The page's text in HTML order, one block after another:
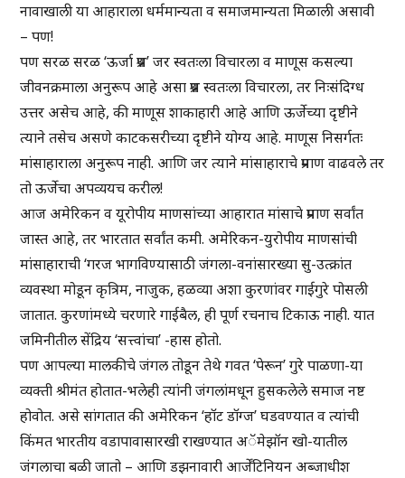
नावाखाली या आहाराला धर्ममान्यता व समाजमान्यता मिळाली असावी
– पण!
पण सरळ सरळ ‘ऊर्जा प्रश्न’ जर स्वतःला विचारला व माणूस कसल्या
जीवनक्रमाला अनुरूप आहे असा प्रश्न स्वतःला विचारला, तर निःसंदिग्ध
उत्तर असेच आहे, की माणूस शाकाहारी आहे आणि ऊर्जेच्या दृष्टीने
त्याने तसेच असणे काटकसरीच्या दृष्टीने योग्य आहे. माणूस निसर्गतः
मांसाहाराला अनुरूप नाही. आणि जर त्याने मांसाहाराचे प्रमाण वाढवले तर
तो ऊर्जेचा अपव्ययच करील!
आज अमेरिकन व यूरोपीय माणसांच्या आहारात मांसाचे प्रमाण सर्वांत
जास्त आहे, तर भारतात सर्वांत कमी. अमेरिकन-युरोपीय माणसांची
मांसाहाराची ‘गरज भागविण्यासाठी जंगला-वनांसारख्या सु-उत्क्रांत
व्यवस्था मोडून कृत्रिम, नाजुक, हळव्या अशा कुरणांवर गाईगुरे पोसली
जातात. कुरणांमध्ये चरणारे गाईबैल, ही पूर्ण रचनाच टिकाऊ नाही. यात
जमिनीतील सेंद्रिय ‘सत्त्वांचा’ -हास होतो.
पण आपल्या मालकीचे जंगल तोडून तेथे गवत ‘पेरून’ गुरे पाळणा-या
व्यक्ती श्रीमंत होतात-भलेही त्यांनी जंगलांमधून हुसकलेले समाज नष्ट
होवोत. असे सांगतात की अमेरिकन ‘हॉट डॉग्ज’ घडवण्यात व त्यांची
किंमत भारतीय वडापावासारखी राखण्यात अॅमेझॉन खो-यातील
जंगलाचा बळी जातो – आणि डझनावारी आर्जेंटिनियन अब्जाधीश